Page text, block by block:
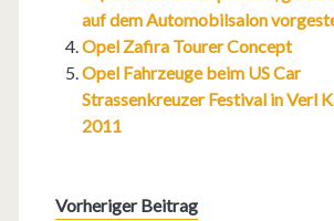
auf dem Automobilsalon
Opel Zafira Tourer Concept
Opel Fahrzeuge beim US Car
Strassenkreuzer Festival in Verl
2011
Vorheriger Beitrag